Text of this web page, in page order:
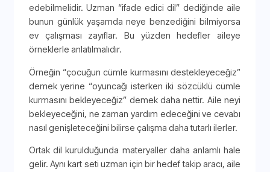
edebilmelidir. Uzman “ifade edici dil” dediğinde aile
bunun günlük yaşamda neye benzediğini bilmiyorsa
ev çalışması zayıflar. Bu yüzden hedefler aileye
örneklerle anlatılmalıdır.
Örneğin “çocuğun cümle kurmasını destekleyeceğiz”
demek yerine “oyuncağı isterken iki sözcüklü cümle
kurmasını bekleyeceğiz” demek daha nettir. Aile neyi
bekleyeceğini, ne zaman yardım edeceğini ve cevabı
nasıl genişleteceğini bilirse çalışma daha tutarlı ilerler.
Ortak dil kurulduğunda materyaller daha anlamlı hale
gelir. Aynı kart seti uzman için bir hedef takip aracı, aile